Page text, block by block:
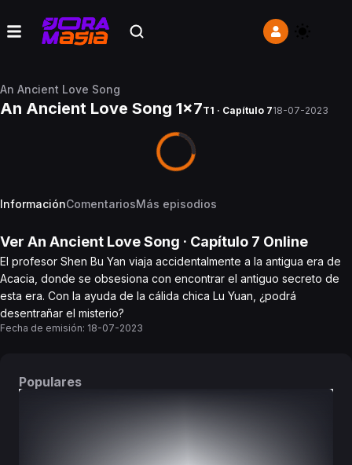
An Ancient Love Song
An Ancient Love Song 1x7T1 · Capítulo 718-07-2023
InformaciónComentariosMás episodios
Ver An Ancient Love Song · Capítulo 7 Online
El profesor Shen Bu Yan viaja accidentalmente a la antigua era de
Acacia, donde se obsesiona con encontrar el antiguo secreto de
esta era. Con la ayuda de la cálida chica Lu Yuan, ¿podrá
desentrañar el misterio?
Fecha de emisión: 18-07-2023
Populares